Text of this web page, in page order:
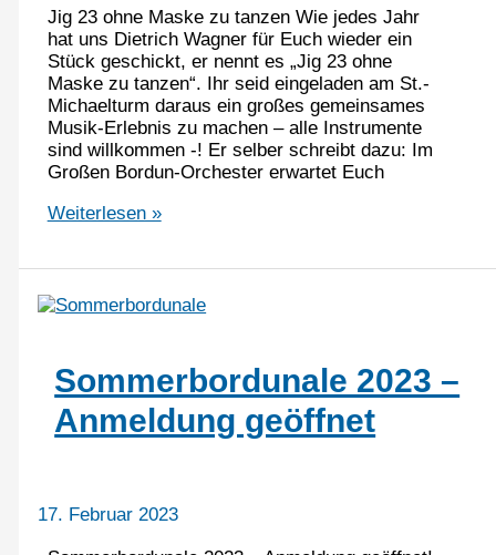
Jig 23 ohne Maske zu tanzen Wie jedes Jahr
hat uns Dietrich Wagner für Euch wieder ein
Stück geschickt, er nennt es „Jig 23 ohne
Maske zu tanzen“. Ihr seid eingeladen am St.-
Michaelturm daraus ein großes gemeinsames
Musik-Erlebnis zu machen – alle Instrumente
sind willkommen -! Er selber schreibt dazu: Im
Großen Bordun-Orchester erwartet Euch
Sommerbordunale
Orchester
Weiterlesen »
Sommerbordunale 2023 –
Anmeldung geöffnet
17. Februar 2023